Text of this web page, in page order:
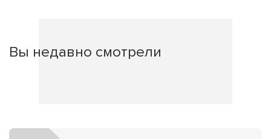
Вы недавно смотрели